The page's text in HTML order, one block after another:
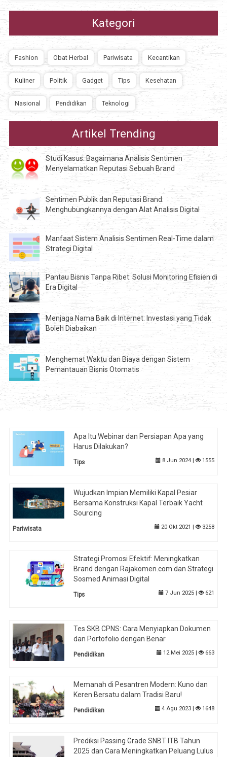
Kategori
Fashion Obat Herbal Pariwisata Kecantikan
Kuliner Politik Gadget Tips Kesehatan
Nasional Pendidikan Teknologi
Artikel Trending
Studi Kasus: Bagaimana Analisis Sentimen
Menyelamatkan Reputasi Sebuah Brand
Sentimen Publik dan Reputasi Brand:
Menghubungkannya dengan Alat Analisis Digital
Manfaat Sistem Analisis Sentimen Real-Time dalam
Strategi Digital
Pantau Bisnis Tanpa Ribet: Solusi Monitoring Efisien di
Era Digital
Menjaga Nama Baik di Internet: Investasi yang Tidak
Boleh Diabaikan
Menghemat Waktu dan Biaya dengan Sistem
Pemantauan Bisnis Otomatis
Apa Itu Webinar dan Persiapan Apa yang
Harus Dilakukan?
Tips 8 Jun 2024 | 1555
Wujudkan Impian Memiliki Kapal Pesiar
Bersama Konstruksi Kapal Terbaik Yacht
Sourcing
Pariwisata 20 Okt 2021 | 3258
Strategi Promosi Efektif: Meningkatkan
Brand dengan Rajakomen.com dan Strategi
Sosmed Animasi Digital
Tips 7 Jun 2025 | 621
Tes SKB CPNS: Cara Menyiapkan Dokumen
dan Portofolio dengan Benar
Pendidikan 12 Mei 2025 | 663
Memanah di Pesantren Modern: Kuno dan
Keren Bersatu dalam Tradisi Baru!
Pendidikan 4 Agu 2023 | 1648
Prediksi Passing Grade SNBT ITB Tahun
2025 dan Cara Meningkatkan Peluang Lulus